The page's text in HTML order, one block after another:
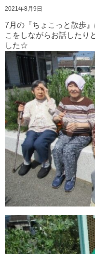
2021年8月9日
7月の『ちょこっと散歩
こをしながらお話したり
した☆